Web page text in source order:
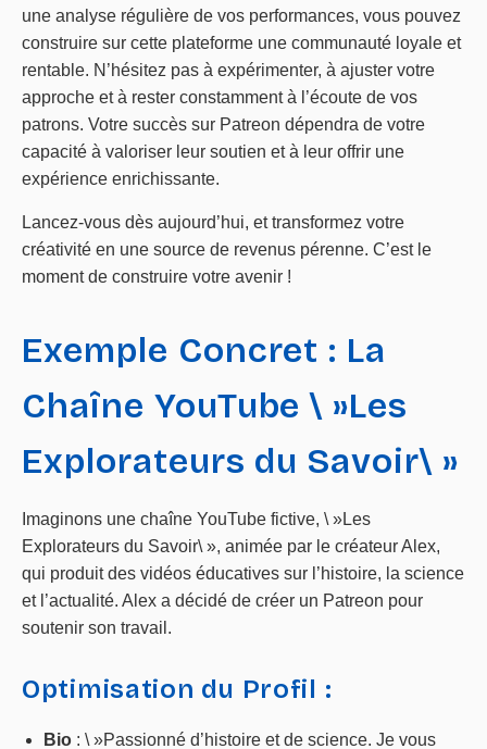
une analyse régulière de vos performances, vous pouvez
construire sur cette plateforme une communauté loyale et
rentable. N’hésitez pas à expérimenter, à ajuster votre
approche et à rester constamment à l’écoute de vos
patrons. Votre succès sur Patreon dépendra de votre
capacité à valoriser leur soutien et à leur offrir une
expérience enrichissante.
Lancez-vous dès aujourd’hui, et transformez votre
créativité en une source de revenus pérenne. C’est le
moment de construire votre avenir !
Exemple Concret : La
Chaîne YouTube \ »Les
Explorateurs du Savoir\ »
Imaginons une chaîne YouTube fictive, \ »Les
Explorateurs du Savoir\ », animée par le créateur Alex,
qui produit des vidéos éducatives sur l’histoire, la science
et l’actualité. Alex a décidé de créer un Patreon pour
soutenir son travail.
Optimisation du Profil :
Bio : \ »Passionné d’histoire et de science. Je vous